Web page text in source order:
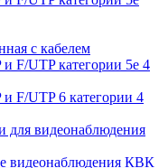
с кабелем
F/UTP категории 5e 4
F/UTP 6 категории 4
для видеонаблюдения
видеонаблюдения КВК